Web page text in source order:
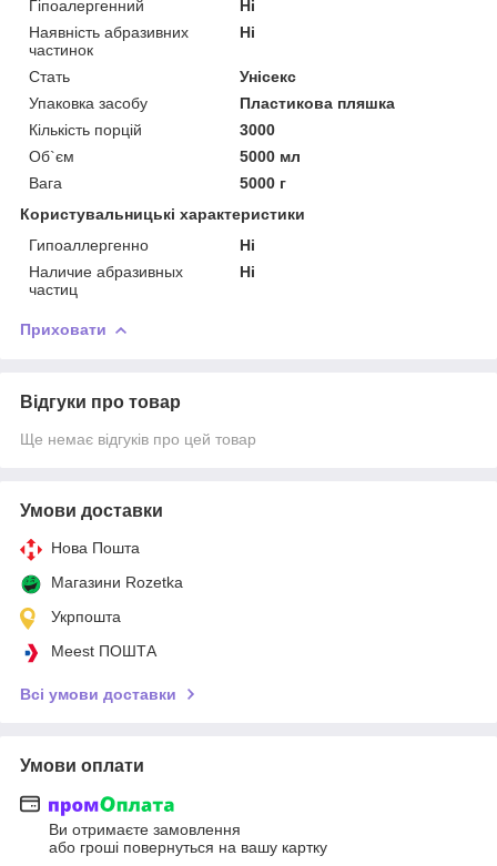
Гіпоалергенний
Ні
Наявність абразивних
частинок
Ні
Стать
Унісекс
Упаковка засобу
Пластикова пляшка
Кількість порцій
3000
Об`єм
5000 мл
Вага
5000 г
Користувальницькі характеристики
Гипоаллергенно
Ні
Наличие абразивных
частиц
Ні
Приховати
Відгуки про товар
Ще немає відгуків про цей товар
Умови доставки
Нова Пошта
Магазини Rozetka
Укрпошта
Meest ПОШТА
Всі умови доставки
Умови оплати
Ви отримаєте замовлення
або гроші повернуться на вашу картку